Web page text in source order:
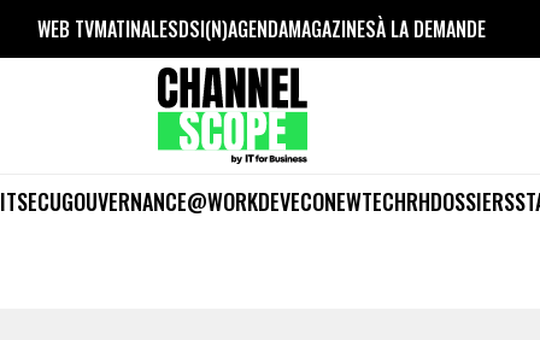
WEB TVMATINALESDSI(N)AGENDAMAGAZINESÀ LA DEMANDE
SECUGOUVERNANCE@WORKDEVECONEWTECHRHDOSSIERS